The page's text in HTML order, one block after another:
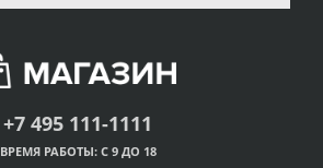
+7 495 111-1111
ВРЕМЯ РАБОТЫ: С 9 ДО 18